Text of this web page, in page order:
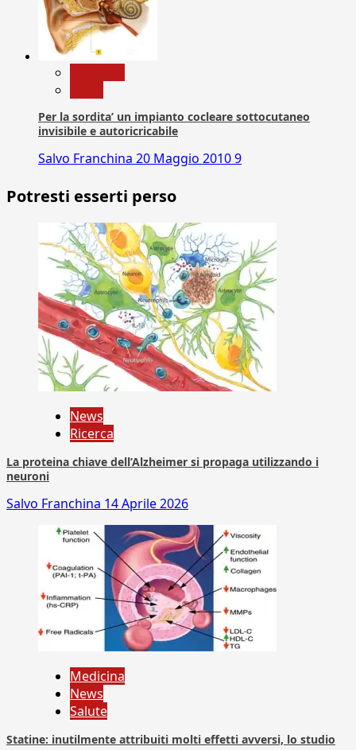
Per la sordita’ un impianto cocleare sottocutaneo
invisibile e autoricricabile
Salvo Franchina 20 Maggio 20109
Potresti esserti perso
News
Ricerca
La proteina chiave dell’Alzheimer si propaga utilizzando i
neuroni
Salvo Franchina 14 Aprile 2026
Medicina
News
Salute
Statine: inutilmente attribuiti molti effetti avversi, lo studio